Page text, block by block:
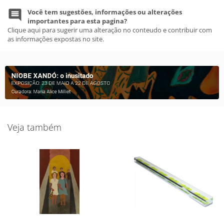
Você tem sugestões, informações ou alterações
importantes para esta pagina?
Clique aqui para sugerir uma alteração no conteudo e contribuir com
as informações expostas no site.
Veja também